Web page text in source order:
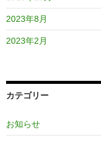
2023年8月
2023年2月
カテゴリー
お知らせ